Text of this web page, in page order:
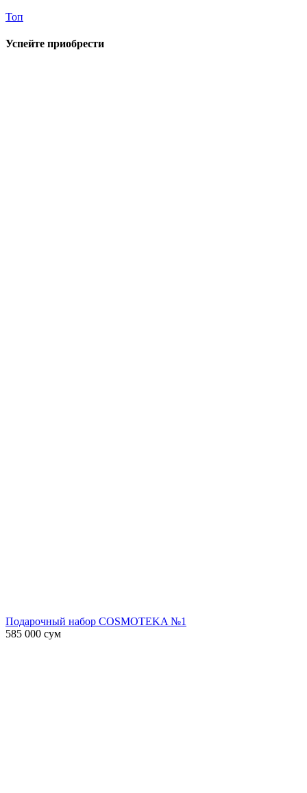
Топ
Успейте приобрести
Подарочный набор COSMOTEKA №1
585 000 сум